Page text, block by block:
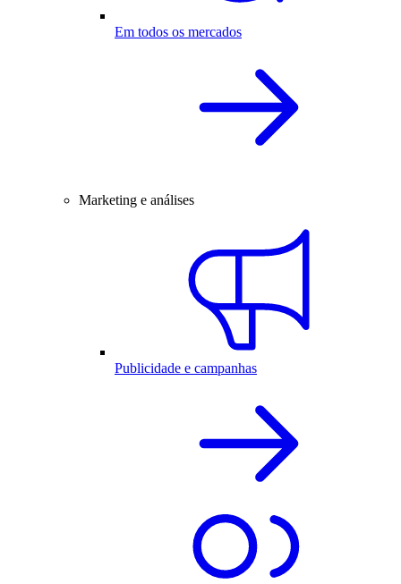
Em todos os mercados
Marketing e análises
Publicidade e campanhas